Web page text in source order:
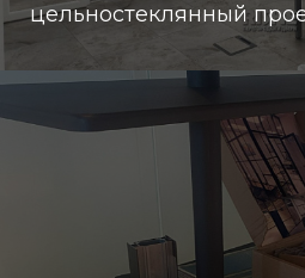
цельностеклянный